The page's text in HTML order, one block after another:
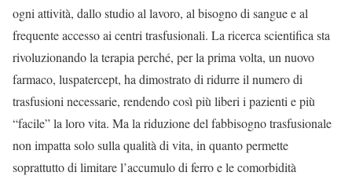
ogni attività, dallo studio al lavoro, al bisogno di sangue e al
frequente accesso ai centri trasfusionali. La ricerca scientifica sta
rivoluzionando la terapia perché, per la prima volta, un nuovo
farmaco, luspatercept, ha dimostrato di ridurre il numero di
trasfusioni necessarie, rendendo così più liberi i pazienti e più
“facile” la loro vita. Ma la riduzione del fabbisogno trasfusionale
non impatta solo sulla qualità di vita, in quanto permette
soprattutto di limitare l’accumulo di ferro e le comorbidità